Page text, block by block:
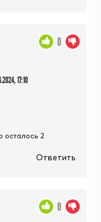
17:10
0
осталось 2
Ответить
0